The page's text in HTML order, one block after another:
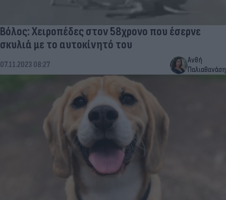
Βόλος: Χειροπέδες στον 58χρονο που έσερνε
σκυλιά με το αυτοκίνητό του
07.11.2023 08:27
Ανθή
Παλιαθανάση